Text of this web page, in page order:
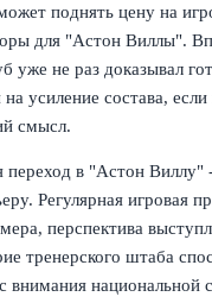
поднять цену на
для "Астон Виллы".
уже не раз доказывал
на усиление состава,
смысл.
переход в "Астон Виллу"
Регулярная игровая
перспектива
тренерского штаба
внимания национальной